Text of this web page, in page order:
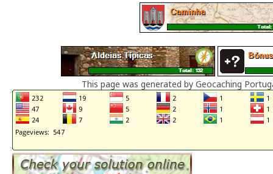
This page was generated by Geocaching